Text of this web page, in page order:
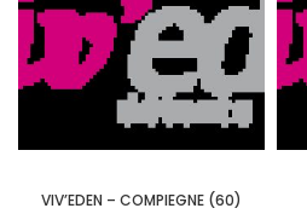
VIV’EDEN – COMPIEGNE (60)